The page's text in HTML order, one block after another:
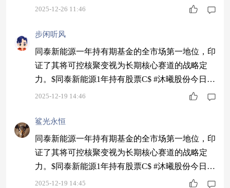
高！你最看好哪种金属？#
2025-12-26 11:46
步闲听风
同泰新能源一年持有期基金的全市场第一地位，印
证了其将可控核聚变视为长期核心赛道的战略定
力。$同泰新能源1年持有股票C$ #沐曦股份今日上
市！中一签能赚多少？#
2025-12-19 14:46
鲨光永恒
同泰新能源一年持有期基金的全市场第一地位，印
证了其将可控核聚变视为长期核心赛道的战略定
力。$同泰新能源1年持有股票C$ #沐曦股份今日上
市！中一签能赚多少？#
2025-12-19 14:45